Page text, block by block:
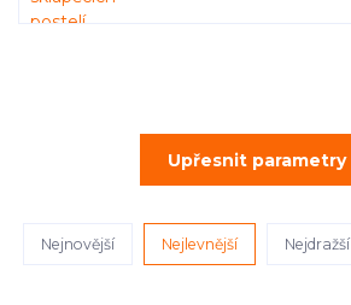
Upřesnit parametry
Nejnovější Nejlevnější Nejdražší